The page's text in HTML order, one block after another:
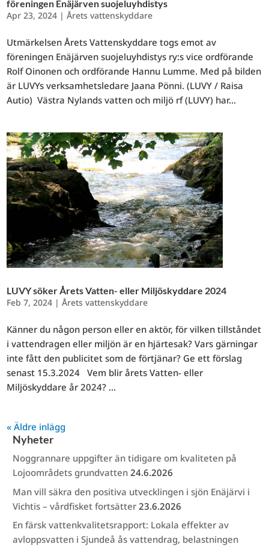
föreningen Enäjärven suojeluyhdistys
Apr 23, 2024 |Årets vattenskyddare
Utmärkelsen Årets Vattenskyddare togs emot av
föreningen Enäjärven suojeluyhdistys ry:s vice ordförande
Rolf Oinonen och ordförande Hannu Lumme. Med på bilden
är LUVYs verksamhetsledare Jaana Pönni. (LUVY / Raisa
Autio) Västra Nylands vatten och miljö rf (LUVY) har...
LUVY söker Årets Vatten- eller Miljöskyddare 2024
Feb 7, 2024 |Årets vattenskyddare
Känner du någon person eller en aktör, för vilken tillståndet
i vattendragen eller miljön är en hjärtesak? Vars gärningar
inte fått den publicitet som de förtjänar? Ge ett förslag
senast 15.3.2024 Vem blir årets Vatten- eller
Miljöskyddare år 2024? ...
« Äldre inlägg
Nyheter
Noggrannare uppgifter än tidigare om kvaliteten på
Lojoområdets grundvatten 24.6.2026
Man vill säkra den positiva utvecklingen i sjön Enäjärvi i
Vichtis – vårdfisket fortsätter 23.6.2026
En färsk vattenkvalitetsrapport: Lokala effekter av
avloppsvatten i Sjundeå ås vattendrag, belastningen